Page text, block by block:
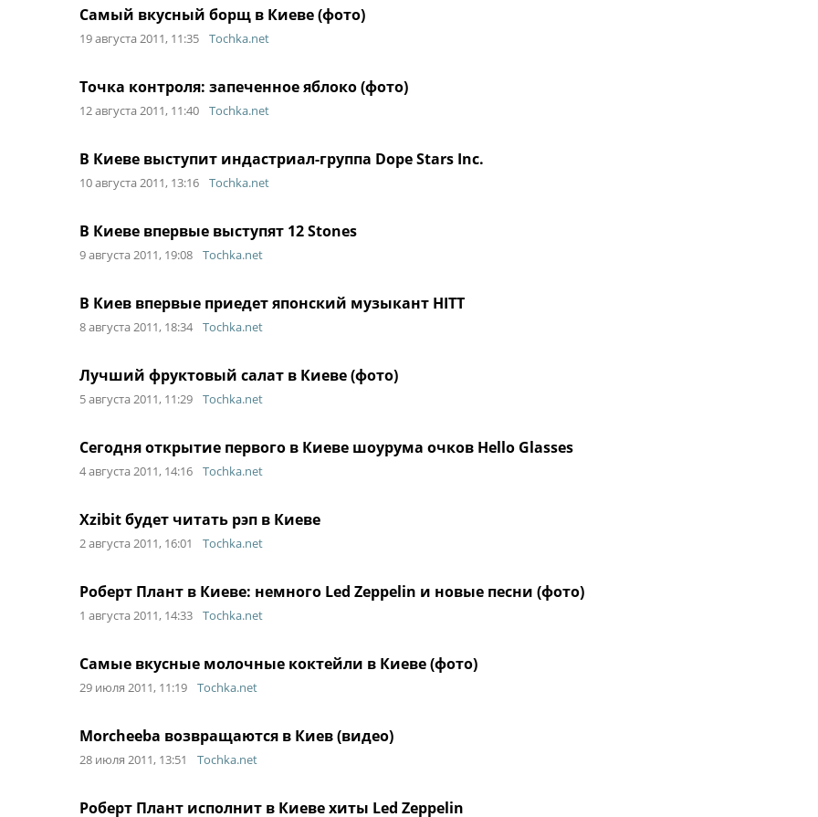
Самый вкусный борщ в Киеве (фото)
19 августа 2011, 11:35 Tochka.net
Точка контроля: запеченное яблоко (фото)
12 августа 2011, 11:40 Tochka.net
В Киеве выступит индастриал-группа Dope Stars Inc.
10 августа 2011, 13:16 Tochka.net
В Киеве впервые выступят 12 Stones
9 августа 2011, 19:08 Tochka.net
В Киев впервые приедет японский музыкант HITT
8 августа 2011, 18:34 Tochka.net
Лучший фруктовый салат в Киеве (фото)
5 августа 2011, 11:29 Tochka.net
Сегодня открытие первого в Киеве шоурума очков Hello Glasses
4 августа 2011, 14:16 Tochka.net
Xzibit будет читать рэп в Киеве
2 августа 2011, 16:01 Tochka.net
Роберт Плант в Киеве: немного Led Zeppelin и новые песни (фото)
1 августа 2011, 14:33 Tochka.net
Самые вкусные молочные коктейли в Киеве (фото)
29 июля 2011, 11:19 Tochka.net
Morcheeba возвращаются в Киев (видео)
28 июля 2011, 13:51 Tochka.net
Роберт Плант исполнит в Киеве хиты Led Zeppelin